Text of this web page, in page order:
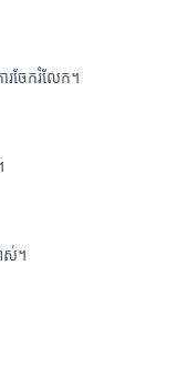
ចែករំលែក។
ស់។